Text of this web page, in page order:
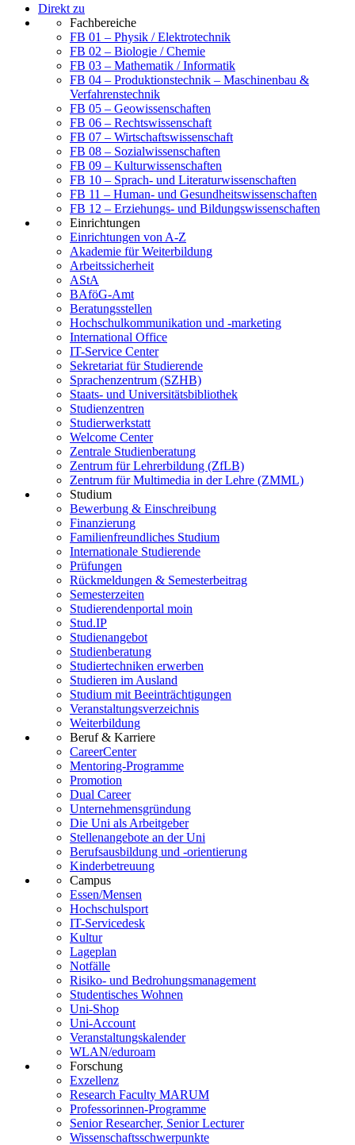
Direkt zu
Fachbereiche
FB 01 – Physik / Elektrotechnik
FB 02 – Biologie / Chemie
FB 03 – Mathematik / Informatik
FB 04 – Produktionstechnik – Maschinenbau &
Verfahrenstechnik
FB 05 – Geowissenschaften
FB 06 – Rechtswissenschaft
FB 07 – Wirtschaftswissenschaft
FB 08 – Sozialwissenschaften
FB 09 – Kulturwissenschaften
FB 10 – Sprach- und Literaturwissenschaften
FB 11 – Human- und Gesundheitswissenschaften
FB 12 – Erziehungs- und Bildungswissenschaften
Einrichtungen
Einrichtungen von A-Z
Akademie für Weiterbildung
Arbeitssicherheit
AStA
BAföG-Amt
Beratungsstellen
Hochschulkommunikation und -marketing
International Office
IT-Service Center
Sekretariat für Studierende
Sprachenzentrum (SZHB)
Staats- und Universitätsbibliothek
Studienzentren
Studierwerkstatt
Welcome Center
Zentrale Studienberatung
Zentrum für Lehrerbildung (ZfLB)
Zentrum für Multimedia in der Lehre (ZMML)
Studium
Bewerbung & Einschreibung
Finanzierung
Familienfreundliches Studium
Internationale Studierende
Prüfungen
Rückmeldungen & Semesterbeitrag
Semesterzeiten
Studierendenportal moin
Stud.IP
Studienangebot
Studienberatung
Studiertechniken erwerben
Studieren im Ausland
Studium mit Beeinträchtigungen
Veranstaltungsverzeichnis
Weiterbildung
Beruf & Karriere
CareerCenter
Mentoring-Programme
Promotion
Dual Career
Unternehmensgründung
Die Uni als Arbeitgeber
Stellenangebote an der Uni
Berufsausbildung und -orientierung
Kinderbetreuung
Campus
Essen/Mensen
Hochschulsport
IT-Servicedesk
Kultur
Lageplan
Notfälle
Risiko- und Bedrohungsmanagement
Studentisches Wohnen
Uni-Shop
Uni-Account
Veranstaltungskalender
WLAN/eduroam
Forschung
Exzellenz
Research Faculty MARUM
Professorinnen-Programme
Senior Researcher, Senior Lecturer
Wissenschaftsschwerpunkte